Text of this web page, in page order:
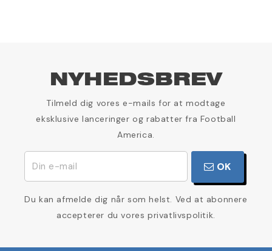
NYHEDSBREV
Tilmeld dig vores e-mails for at modtage
eksklusive lanceringer og rabatter fra Football
America.
OK
Du kan afmelde dig når som helst. Ved at abonnere
accepterer du vores privatlivspolitik.